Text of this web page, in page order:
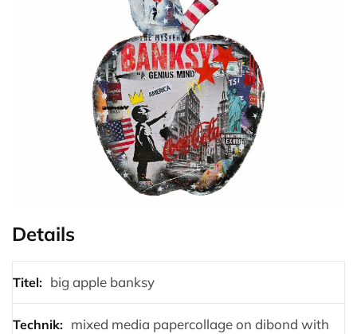
Details
Titel: big apple banksy
Technik: mixed media papercollage on dibond with